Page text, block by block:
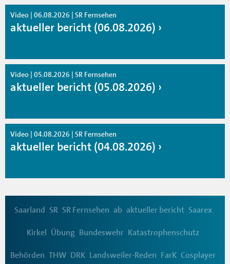
Video | 06.08.2026 | SR Fernsehen
aktueller bericht (06.08.2026)
Video | 05.08.2026 | SR Fernsehen
aktueller bericht (05.08.2026)
Video | 04.08.2026 | SR Fernsehen
aktueller bericht (04.08.2026)
Saarland SR SR Fernsehen ab aktueller bericht Saarex
Kirkel Übung Bundeswehr Katastrophenschutz
Behörden THW DRK Landsweiler-Reden FarK Cosplayer